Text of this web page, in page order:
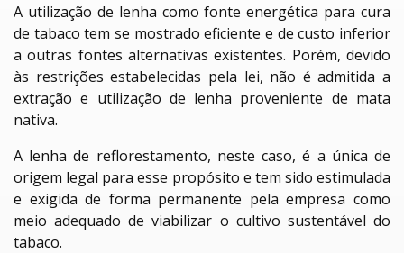
A utilização de lenha como fonte energética para cura
de tabaco tem se mostrado eficiente e de custo inferior
a outras fontes alternativas existentes. Porém, devido
às restrições estabelecidas pela lei, não é admitida a
extração e utilização de lenha proveniente de mata
nativa.
A lenha de reflorestamento, neste caso, é a única de
origem legal para esse propósito e tem sido estimulada
e exigida de forma permanente pela empresa como
meio adequado de viabilizar o cultivo sustentável do
tabaco.